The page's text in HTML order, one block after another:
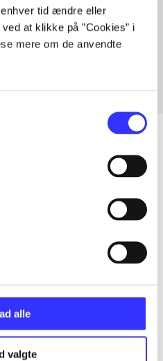
tid ændre eller
at klikke på ”Cookies” i
mere om de anvendte
alle
valgte
emner